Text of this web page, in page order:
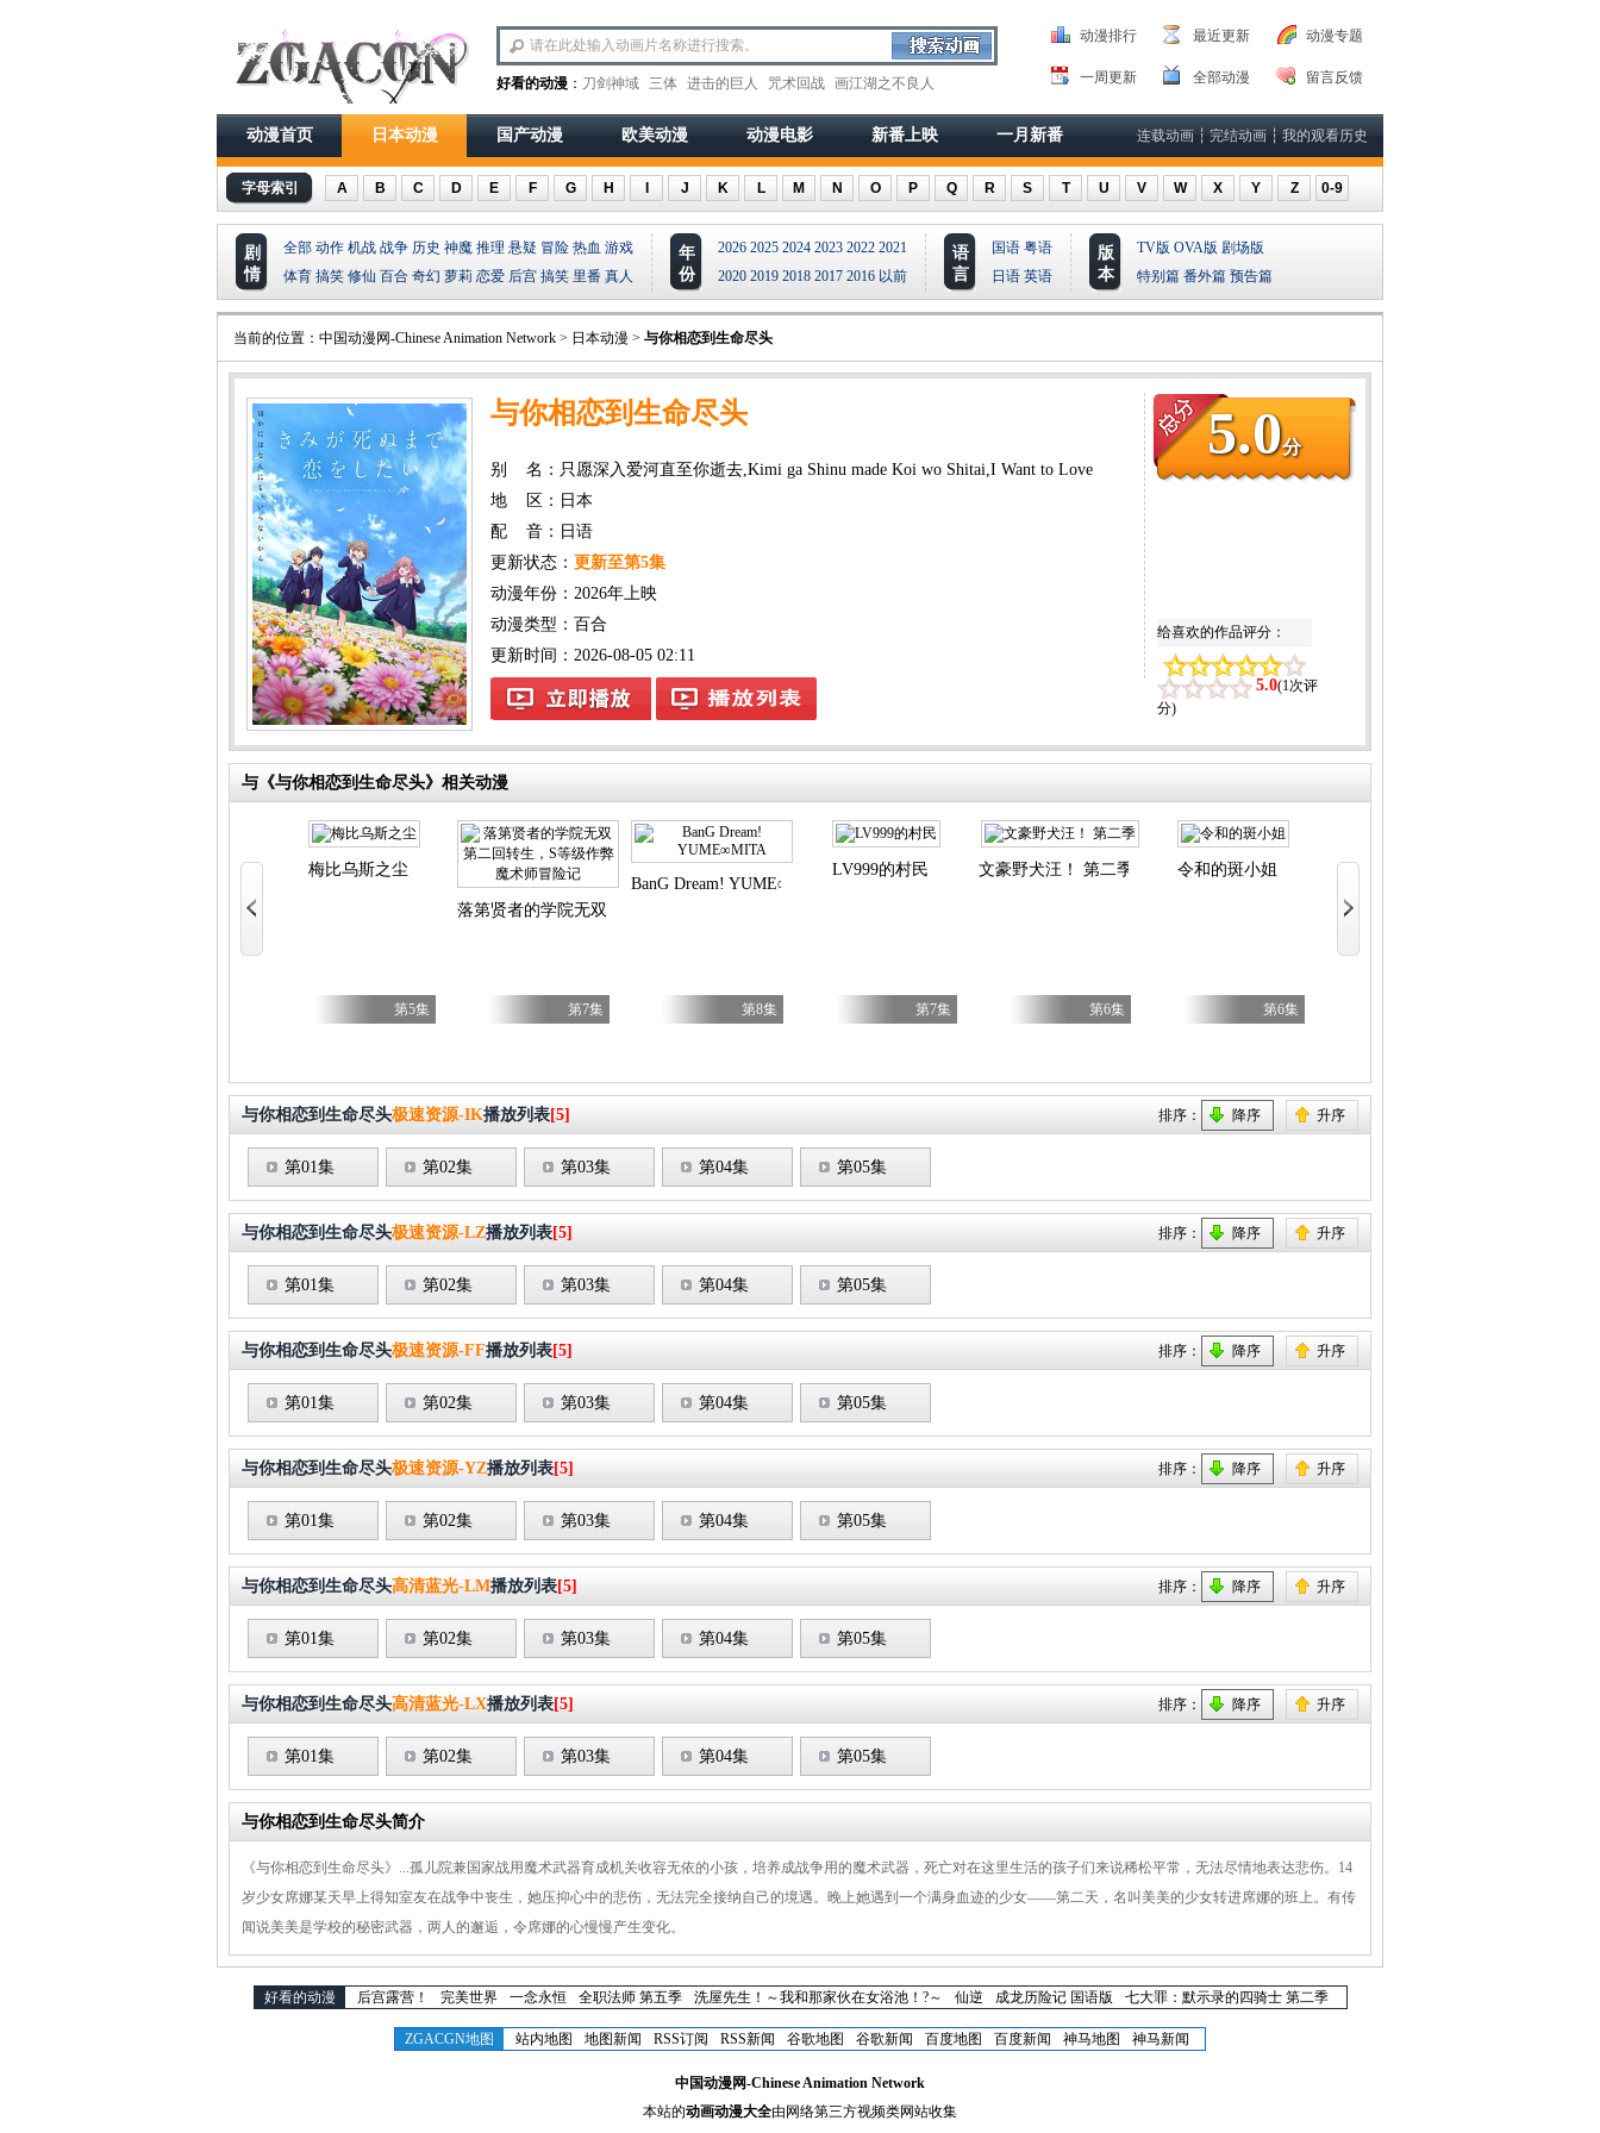
好看的动漫 ： 刀剑神域 三体 进击的巨人 咒术回战 画江湖之不良人
动漫排行 最近更新 动漫专题
一周更新 全部动漫 留言反馈
动漫首页 日本动漫 国产动漫 欧美动漫 动漫电影 新番上映 一月新番 连载动画 ┆ 完结动画 ┆ 我的观看历史
字母索引 A B C D E F G H J K L M N O P Q R S T U V W X Y Z 0-9
剧
情
全部 动作 机战 战争 历史 神魔 推理 悬疑 冒险 热血 游戏
体育 搞笑 修仙 百合 奇幻 萝莉 恋爱 后宫 搞笑 里番 真人
年
份
2026 2025 2024 2023 2022 2021
2020 2019 2018 2017 2016 以前
语
言
国语 粤语
日语 英语
版
本
TV版 OVA版 剧场版
特别篇 番外篇 预告篇
当前的位置： 中国动漫网-Chinese Animation Network > 日本动漫 > 与你相恋到生命尽头
5.0分
给喜欢的作品评分：
5.0(1次评
分)
与你相恋到生命尽头
别 名：只愿深入爱河直至你逝去,Kimi ga Shinu made Koi wo Shitai,I Want to Love
地 区：日本
配 音：日语
更新状态： 更新至第5集
动漫年份： 2026年上映
动漫类型： 百合
更新时间：2026-08-05 02:11
与《与你相恋到生命尽头》相关动漫
梅比乌斯之尘
第5集
落第贤者的学院无双第二回转生，S等级作弊魔术师冒险记
第7集
BanG Dream! YUME∞MITA
第8集
LV999的村民
第7集
文豪野犬汪！ 第二季
第6集
令和的斑小姐
第6集
与你相恋到生命尽头极速资源-IK播放列表[5] 排序： 降序 升序
第01集 第02集 第03集 第04集 第05集
与你相恋到生命尽头极速资源-LZ播放列表[5] 排序： 降序 升序
第01集 第02集 第03集 第04集 第05集
与你相恋到生命尽头极速资源-FF播放列表[5] 排序： 降序 升序
第01集 第02集 第03集 第04集 第05集
与你相恋到生命尽头极速资源-YZ播放列表[5] 排序： 降序 升序
第01集 第02集 第03集 第04集 第05集
与你相恋到生命尽头高清蓝光-LM播放列表[5] 排序： 降序 升序
第01集 第02集 第03集 第04集 第05集
与你相恋到生命尽头高清蓝光-LX播放列表[5] 排序： 降序 升序
第01集 第02集 第03集 第04集 第05集
与你相恋到生命尽头简介
《与你相恋到生命尽头》...孤儿院兼国家战用魔术武器育成机关收容无依的小孩，培养成战争用的魔术武器，死亡对在这里生活的孩子们来说稀松平常，无法尽情地表达悲伤。14
岁少女席娜某天早上得知室友在战争中丧生，她压抑心中的悲伤，无法完全接纳自己的境遇。晚上她遇到一个满身血迹的少女——第二天，名叫美美的少女转进席娜的班上。有传
闻说美美是学校的秘密武器，两人的邂逅，令席娜的心慢慢产生变化。
好看的动漫 后宫露营！ 完美世界 一念永恒 全职法师 第五季 洗屋先生！～我和那家伙在女浴池！?～ 仙逆 成龙历险记 国语版 七大罪：默示录的四骑士 第二季
ZGACGN地图 站内地图 地图新闻 RSS订阅 RSS新闻 谷歌地图 谷歌新闻 百度地图 百度新闻 神马地图 神马新闻
中国动漫网-Chinese Animation Network
本站的动画动漫大全由网络第三方视频类网站收集